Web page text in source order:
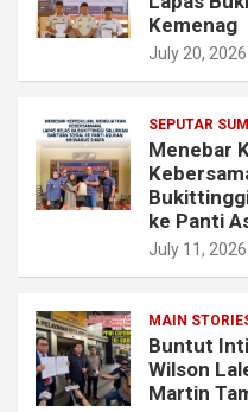
Kemenag
July 20, 2026
SEPUTAR
Menebar
ke Panti
July 11, 2026
MAIN
Buntut
Wilson
Martin